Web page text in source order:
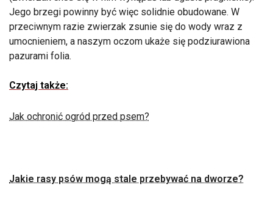
Jego brzegi powinny być więc solidnie obudowane. W
przeciwnym razie zwierzak zsunie się do wody wraz z
umocnieniem, a naszym oczom ukaże się podziurawiona
pazurami folia.
Czytaj także:
Jak ochronić ogród przed psem?
Jakie rasy psów mogą stale przebywać na dworze?